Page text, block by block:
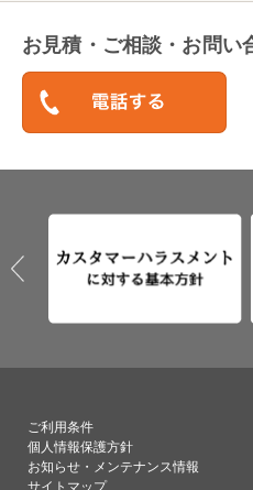
お見積・ご相談・お問い
ご利用条件
個人情報保護方針
お知らせ・メンテナンス情報
サイトマップ